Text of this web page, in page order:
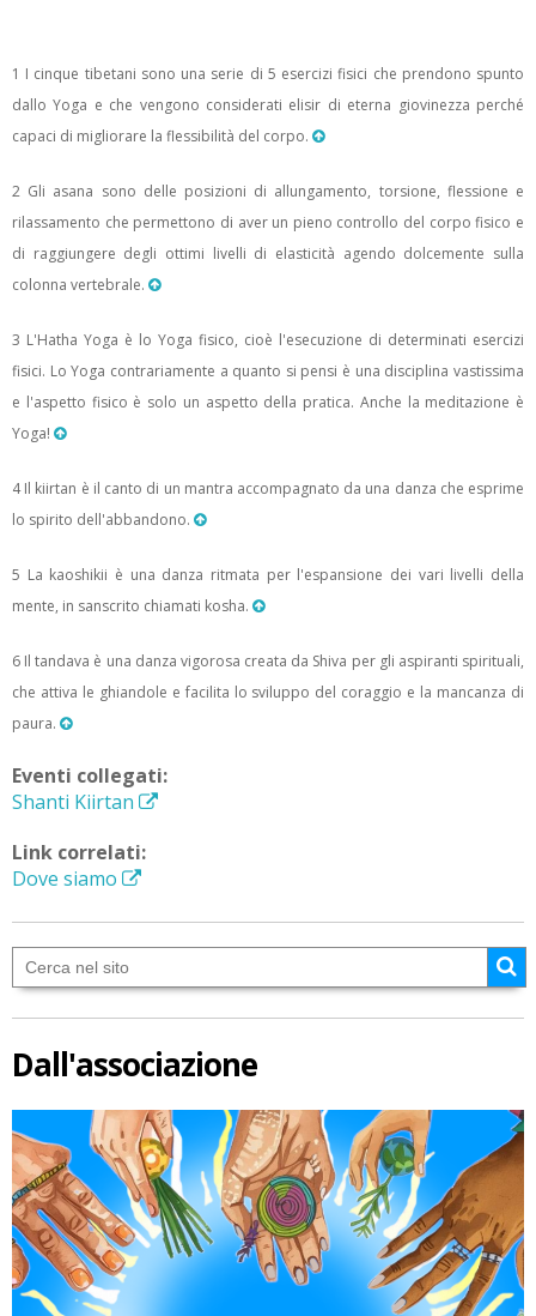
1 I cinque tibetani sono una serie di 5 esercizi fisici che prendono spunto
dallo Yoga e che vengono considerati elisir di eterna giovinezza perché
capaci di migliorare la flessibilità del corpo.
2 Gli asana sono delle posizioni di allungamento, torsione, flessione e
rilassamento che permettono di aver un pieno controllo del corpo fisico e
di raggiungere degli ottimi livelli di elasticità agendo dolcemente sulla
colonna vertebrale.
3 L'Hatha Yoga è lo Yoga fisico, cioè l'esecuzione di determinati esercizi
fisici. Lo Yoga contrariamente a quanto si pensi è una disciplina vastissima
e l'aspetto fisico è solo un aspetto della pratica. Anche la meditazione è
Yoga!
4 Il kiirtan è il canto di un mantra accompagnato da una danza che esprime
lo spirito dell'abbandono.
5 La kaoshikii è una danza ritmata per l'espansione dei vari livelli della
mente, in sanscrito chiamati kosha.
6 Il tandava è una danza vigorosa creata da Shiva per gli aspiranti spirituali,
che attiva le ghiandole e facilita lo sviluppo del coraggio e la mancanza di
paura.
Eventi collegati:
Shanti Kiirtan
Link correlati:
Dove siamo
Dall'associazione